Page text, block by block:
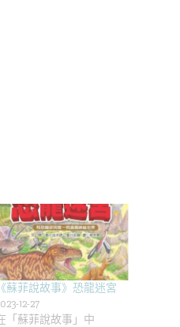
《蘇菲說故事》恐龍迷宮
12-27
「蘇菲說故事」中